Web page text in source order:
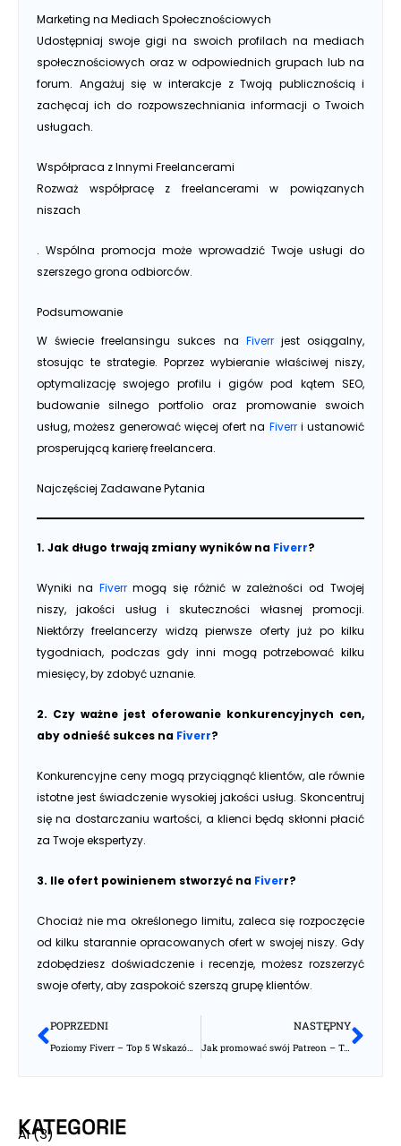
Marketing na Mediach Społecznościowych
Udostępniaj swoje gigi na swoich profilach na mediach
społecznościowych oraz w odpowiednich grupach lub na
forum. Angażuj się w interakcje z Twoją publicznością i
zachęcaj ich do rozpowszechniania informacji o Twoich
usługach.
Współpraca z Innymi Freelancerami
Rozważ współpracę z freelancerami w powiązanych
niszach
. Wspólna promocja może wprowadzić Twoje usługi do
szerszego grona odbiorców.
Podsumowanie
W świecie freelansingu sukces na Fiverrjest osiągalny,
stosując te strategie. Poprzez wybieranie właściwej niszy,
optymalizację swojego profilu i gigów pod kątem SEO,
budowanie silnego portfolio oraz promowanie swoich
usług, możesz generować więcej ofert na Fiverri ustanowić
prosperującą karierę freelancera.
Najczęściej Zadawane Pytania
1. Jak długo trwają zmiany wyników na Fiverr?
Wyniki na Fiverrmogą się różnić w zależności od Twojej
niszy, jakości usług i skuteczności własnej promocji.
Niektórzy freelancerzy widzą pierwsze oferty już po kilku
tygodniach, podczas gdy inni mogą potrzebować kilku
miesięcy, by zdobyć uznanie.
2. Czy ważne jest oferowanie konkurencyjnych cen,
aby odnieść sukces na Fiverr?
Konkurencyjne ceny mogą przyciągnąć klientów, ale równie
istotne jest świadczenie wysokiej jakości usług. Skoncentruj
się na dostarczaniu wartości, a klienci będą skłonni płacić
za Twoje ekspertyzy.
3. Ile ofert powinienem stworzyć na Fiverr?
Chociaż nie ma określonego limitu, zaleca się rozpoczęcie
od kilku starannie opracowanych ofert w swojej niszy. Gdy
zdobędziesz doświadczenie i recenzje, możesz rozszerzyć
swoje oferty, aby zaspokoić szerszą grupę klientów.
Prev
POPRZEDNI
Poziomy Fiverr – Top 5 Wskazówek Jak Zarabiać Więcej
NASTĘPNY
Jak promować swój Patreon – Top 7 wskazówek
KATEGORIE
AI(3)